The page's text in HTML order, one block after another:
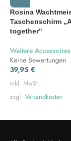
Rosina
Taschenschirm
together“
Weitere Accessoires
Keine Bewertungen
39,95 €
inkl. MwSt.
zzgl. Versandkosten